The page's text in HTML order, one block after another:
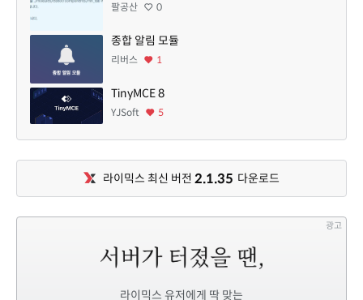
팔공산 0
종합 알림 모듈
리버스 1
TinyMCE 8
YJSoft 5
라이믹스 최신 버전 2.1.35 다운로드
광고
라이믹스 유저에게 딱 맞는